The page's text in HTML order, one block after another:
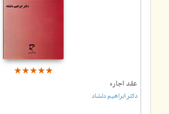
☆☆☆☆☆
★★★★★
عقد اجاره
دکتر ابراهیم دلشاد